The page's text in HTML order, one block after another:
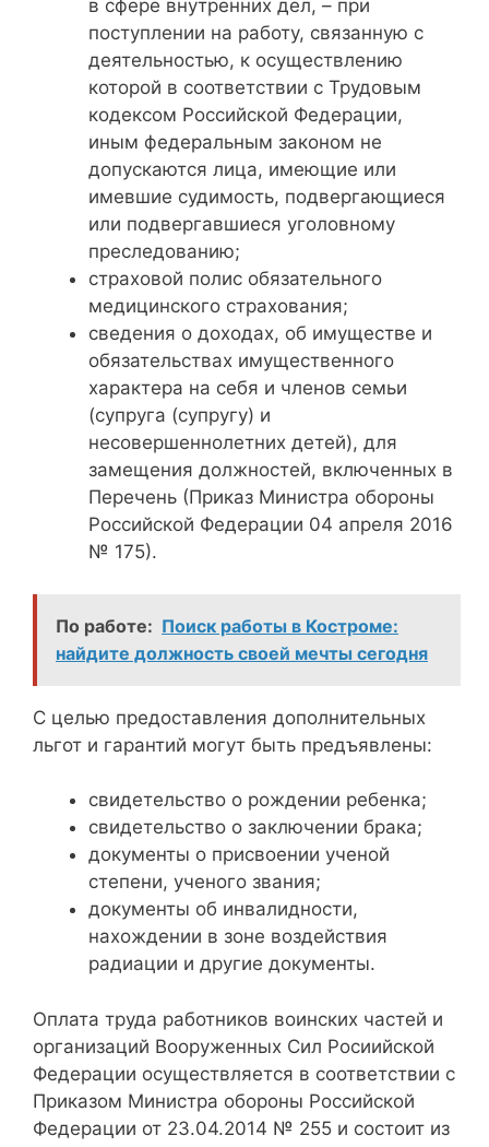
в сфере внутренних дел, – при
поступлении на работу, связанную с
деятельностью, к осуществлению
которой в соответствии с Трудовым
кодексом Российской Федерации,
иным федеральным законом не
допускаются лица, имеющие или
имевшие судимость, подвергающиеся
или подвергавшиеся уголовному
преследованию;
страховой полис обязательного
медицинского страхования;
сведения о доходах, об имуществе и
обязательствах имущественного
характера на себя и членов семьи
(супруга (супругу) и
несовершеннолетних детей), для
замещения должностей, включенных в
Перечень (Приказ Министра обороны
Российской Федерации 04 апреля 2016
№ 175).
По работе: Поиск работы в Костроме:
найдите должность своей мечты сегодня
С целью предоставления дополнительных
льгот и гарантий могут быть предъявлены:
свидетельство о рождении ребенка;
свидетельство о заключении брака;
документы о присвоении ученой
степени, ученого звания;
документы об инвалидности,
нахождении в зоне воздействия
радиации и другие документы.
Оплата труда работников воинских частей и
организаций Вооруженных Сил Росиийской
Федерации осуществляется в соответствии с
Приказом Министра обороны Российской
Федерации от 23.04.2014 № 255 и состоит из